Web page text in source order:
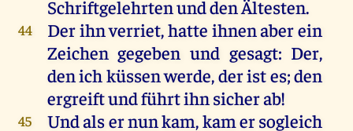
SchriftgelehrtenunddenÄltesten.
44 Derihnverriet,hatte ihnenaberein
Zeichen gegeben und gesagt: Der,
denichküssenwerde,deristes;den
ergreiftundführtihnsicherab!
45 Undalsernunkam,kamersogleich